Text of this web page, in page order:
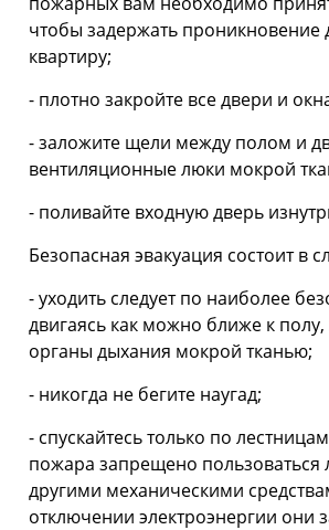
чтобы задержать проникновение
квартиру;
- плотно закройте все двери и
- заложите щели между полом и
вентиляционные люки мокрой
- поливайте входную дверь
Безопасная эвакуация состоит в
- уходить следует по наиболее
двигаясь как можно ближе к
органы дыхания мокрой тканью;
- никогда не бегите наугад;
- спускайтесь только по
пожара запрещено пользоваться
другими механическими
отключении электроэнергии они